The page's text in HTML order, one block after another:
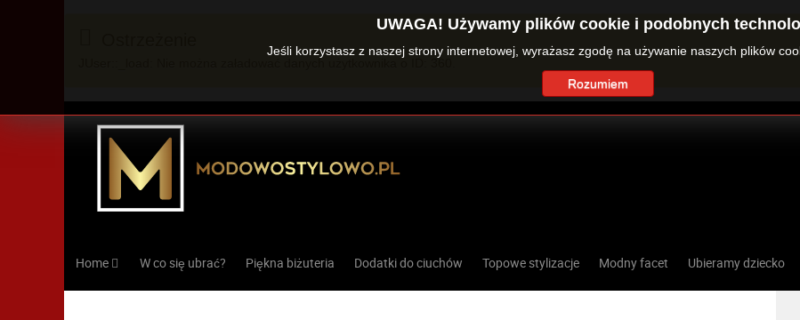
Home W co się ubrać? Piękna biżuteria Dodatki do ciuchów Topowe stylizacje Modny facet Ubieramy dziecko
UWAGA! Używamy plików cookie i podobnych
Jeśli korzystasz z naszej strony internetowej, wyrażasz zgodę na używanie naszych plików
Rozumiem